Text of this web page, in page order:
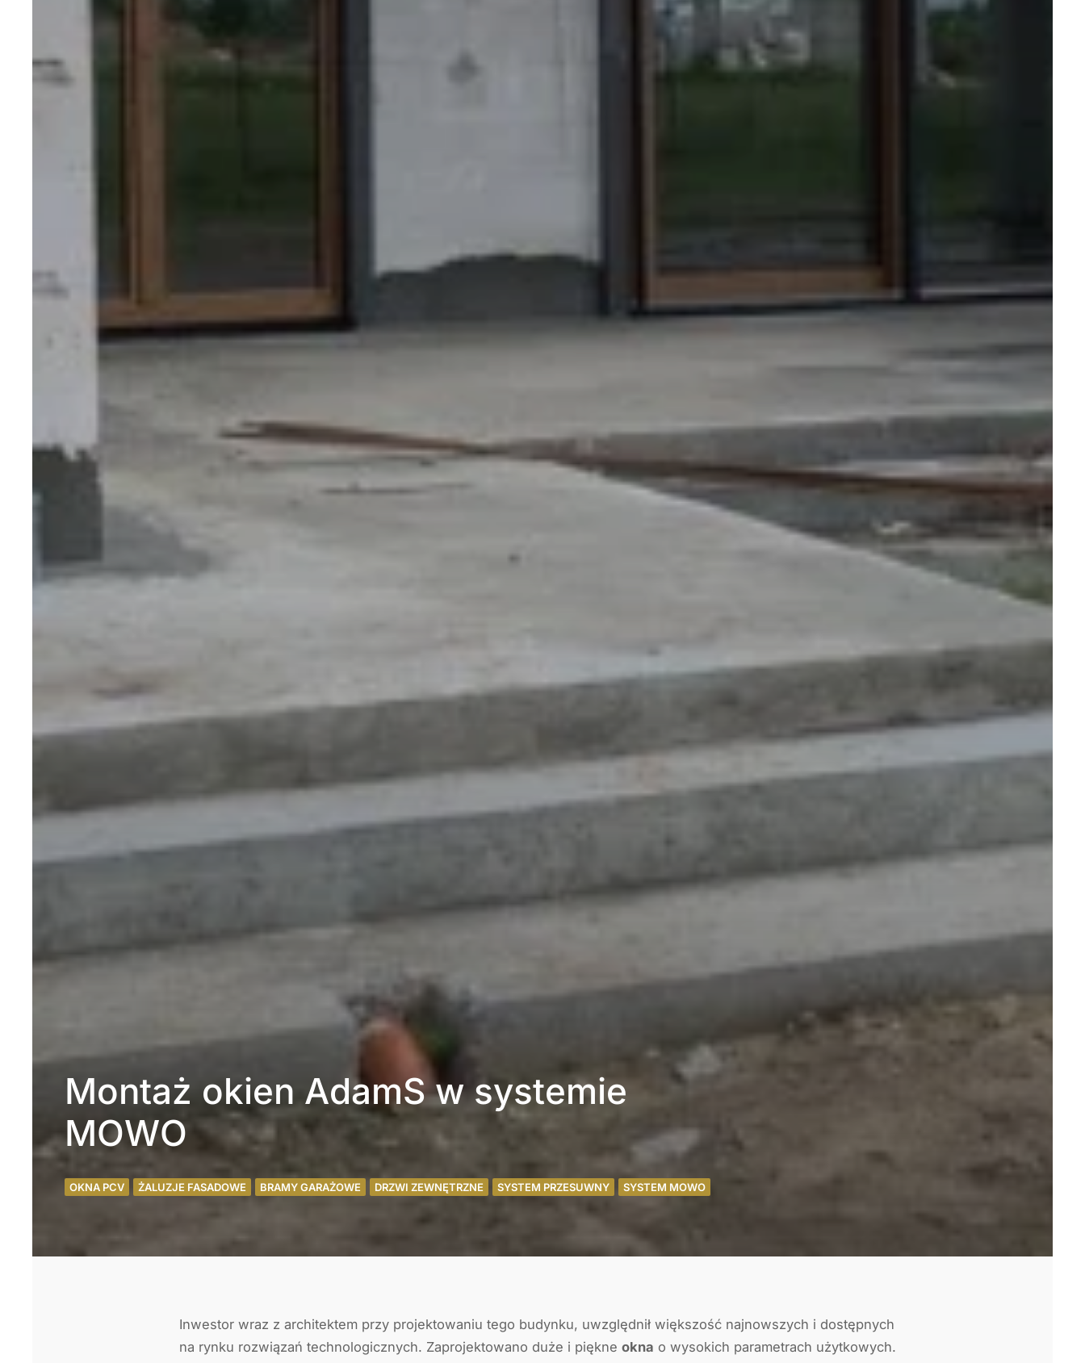
Montaż okien AdamS w systemie
MOWO
OKNA PCV ŻALUZJE FASADOWE BRAMY GARAŻOWE DRZWI ZEWNĘTRZNE SYSTEM PRZESUWNY SYSTEM MOWO
Inwestor wraz z architektem przy projektowaniu tego budynku, uwzględnił większość najnowszych i dostępnych
na rynku rozwiązań technologicznych. Zaprojektowano duże i piękne okna o wysokich parametrach użytkowych.